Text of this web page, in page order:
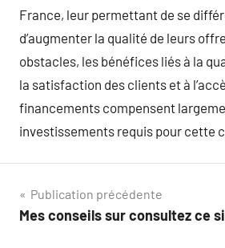
France, leur permettant de se
d’augmenter la qualité de leurs
obstacles, les bénéfices liés à la
la satisfaction des clients et à
financements compensent
investissements requis pour cette
Navigation
de
Publication précédente
Mes conseils sur consultez ce